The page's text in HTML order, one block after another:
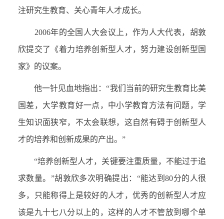
注研究生教育、关心青年人才成长。
2006年的全国人大会议上，作为人大代表，胡敦
欣提交了《着力培养创新型人才，努力建设创新型国
家》的议案。
他一针见血地指出：“我们当前的研究生教育比美
国差，大学教育好一点，中小学教育方法有问题，学
生知识面狭窄，不太会联想，这自然有碍于创新型人
才的培养和创新成果的产出。”
“培养创新型人才，关键要注重质量，不能过于追
求数量。”胡敦欣多次明确提出：“能达到80分的人很
多，只能称得上是较好的人才，优秀的创新型人才应
该是九十七八分以上的，这样的人才不管放到哪个单